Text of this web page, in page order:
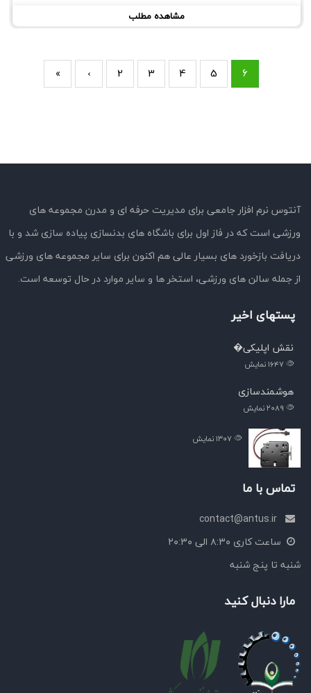
مشاهده مطلب
« ‹ 2 3 4 5 6
آنتوس نرم افزار جامعی برای مدیریت حرفه ای و مدرن مجموعه های
ورزشی است که در فاز اول برای باشگاه های بدنسازی پیاده سازی شد و با
دریافت بازخورد های بسیار عالی هم اکنون برای سایر مجموعه های ورزشی
از جمله سالن های ورزشی، استخر ها و سایر موارد در حال توسعه است.
پستهای اخیر
نقش اپلیکی�
نمایش
هوشمندسازی
نمایش
نمایش
تماس با ما
ساعت کاری ۸:۳۰ الی ۲۰:۳۰
شنبه تا پنج شنبه
مارا دنبال کنید